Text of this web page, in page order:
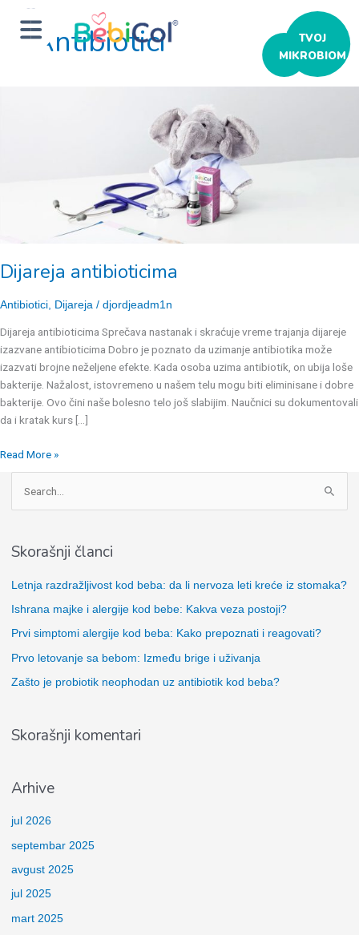
ТVOJ
MIKROBIOM
Antibiotici
Dijareja antibioticima
Antibiotici Dijareja / djordjeadm1n
Dijareja antibioticima Sprečava nastanak i skraćuje vreme trajanja dijareje
izazvane antibioticima Dobro je poznato da uzimanje antibiotika može
izazvati brojne neželjene efekte. Kada osoba uzima antibiotik, on ubija loše
bakterije. Nažalost, istovremeno u našem telu mogu biti eliminisane i dobre
bakterije. Ovo čini naše bolesno telo još slabijim. Naučnici su dokumentovali
da i kratak kurs […]
Read More »
t
r
a
Skorašnji članci
Letnja razdražljivost kod beba: da li nervoza leti kreće iz stomaka?
Ishrana majke i alergije kod bebe: Kakva veza postoji?
Prvi simptomi alergije kod beba: Kako prepoznati i reagovati?
Prvo letovanje sa bebom: Između brige i uživanja
Zašto je probiotik neophodan uz antibiotik kod beba?
Skorašnji komentari
Arhive
jul 2026
septembar 2025
avgust 2025
jul 2025
mart 2025